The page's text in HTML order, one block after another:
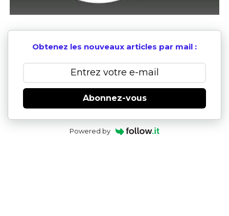
Obtenez les nouveaux articles par mail :
Abonnez-vous
Powered by